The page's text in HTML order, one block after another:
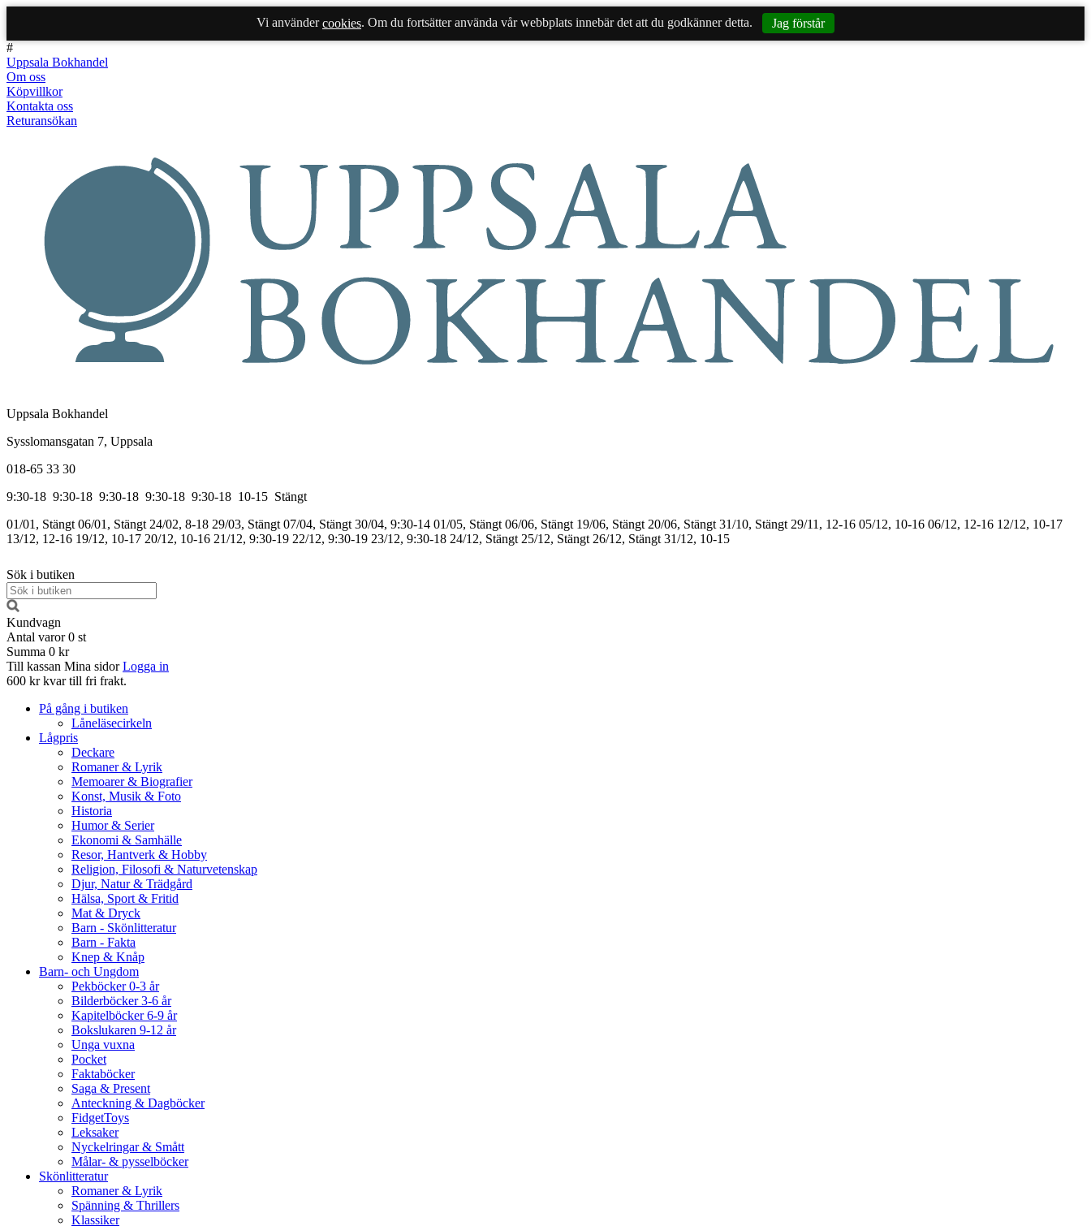
Vi användercookies. Om du fortsätter använda vår webbplats innebär det att du godkänner detta.
Jag förstår
#
Uppsala Bokhandel
Om oss
Köpvillkor
Kontakta oss
Returansökan
Uppsala Bokhandel
Sysslomansgatan 7, Uppsala
018-65 33 30
9:30-18 9:30-18 9:30-18 9:30-18 9:30-18 10-15 Stängt
01/01, Stängt 06/01, Stängt 24/02, 8-18 29/03, Stängt 07/04, Stängt 30/04, 9:30-14 01/05, Stängt 06/06, Stängt 19/06, Stängt 20/06, Stängt 31/10, Stängt 29/11, 12-16 05/12, 10-16 06/12, 12-16 12/12, 10-17
13/12, 12-16 19/12, 10-17 20/12, 10-16 21/12, 9:30-19 22/12, 9:30-19 23/12, 9:30-18 24/12, Stängt 25/12, Stängt 26/12, Stängt 31/12, 10-15
Sök i butiken
Kundvagn
Antal varor 0 st
Summa 0 kr
Till kassan Mina sidor Logga in
600 kr kvar till fri frakt.
På gång i butiken
Låneläsecirkeln
Lågpris
Deckare
Romaner & Lyrik
Memoarer & Biografier
Konst, Musik & Foto
Historia
Humor & Serier
Ekonomi & Samhälle
Resor, Hantverk & Hobby
Religion, Filosofi & Naturvetenskap
Djur, Natur & Trädgård
Hälsa, Sport & Fritid
Mat & Dryck
Barn - Skönlitteratur
Barn - Fakta
Knep & Knåp
Barn- och Ungdom
Pekböcker 0-3 år
Bilderböcker 3-6 år
Kapitelböcker 6-9 år
Bokslukaren 9-12 år
Unga vuxna
Pocket
Faktaböcker
Saga & Present
Anteckning & Dagböcker
FidgetToys
Leksaker
Nyckelringar & Smått
Målar- & pysselböcker
Skönlitteratur
Romaner & Lyrik
Spänning & Thrillers
Klassiker